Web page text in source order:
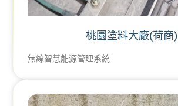
桃園塗料大廠(荷商)
無線智慧能源管理系統